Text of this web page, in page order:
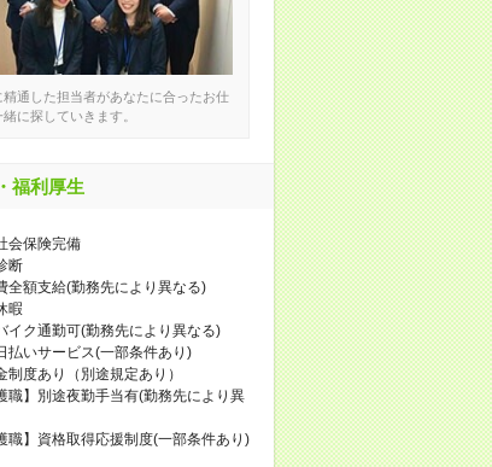
精通した担当者があなたに合ったお仕
に探していきます。
福利厚生
会保険完備
断
全額支給(勤務先により異なる)
暇
イク通勤可(勤務先により異なる)
払いサービス(一部条件あり)
制度あり（別途規定あり）
職】別途夜勤手当有(勤務先により異
職】資格取得応援制度(一部条件あり)